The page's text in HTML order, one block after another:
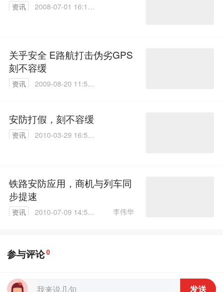
资讯
2008-07-01 16:13:
关乎安全 E路航打击伪劣GPS
刻不容缓
资讯
2009-08-20 11:56:
安防打假，刻不容缓
资讯
2010-03-29 16:52:
铁路安防应用，商机与列车同
步提速
资讯
2010-07-09 14:57:
李伟华
参与评论0
发送